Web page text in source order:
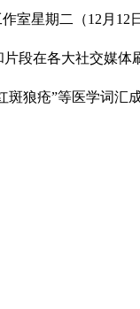
星期二（12月
段在各大社交媒体
斑狼疮”等医学词